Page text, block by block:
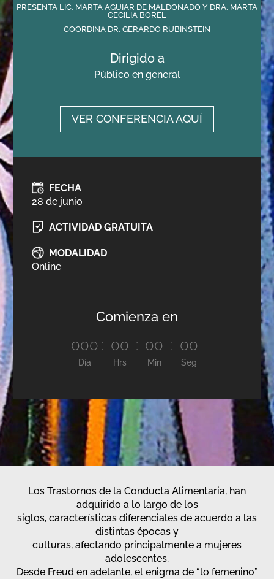
PRESENTA LIC. MARTA AGUIAR DE MALDONADO Y DRA. MARTA
CECILIA BOREL
COORDINA DR. GERARDO RUBINSTEIN
Dirigido a
Público en general
VER CONFERENCIA AQUÍ
FECHA
28 de junio
ACTIVIDAD GRATUITA
MODALIDAD
Online
Comienza en
000
Día
: 00
Hrs
: 00
Min
: 00
Seg
Los Trastornos de la Conducta Alimentaria, han
adquirido a lo largo de los
siglos, características diferenciales de acuerdo a las
distintas épocas y
culturas, afectando principalmente a mujeres
adolescentes.
Desde Freud en adelante, el enigma de “lo femenino”